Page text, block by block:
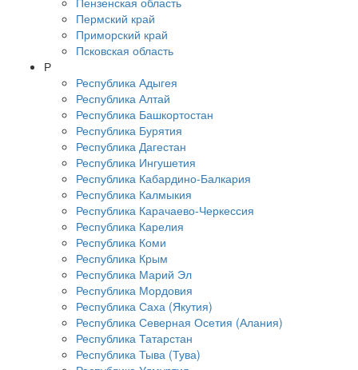
Пермский край
Приморский край
Псковская область
Р
Республика Адыгея
Республика Алтай
Республика Башкортостан
Республика Бурятия
Республика Дагестан
Республика Ингушетия
Республика Кабардино-Балкария
Республика Калмыкия
Республика Карачаево-Черкессия
Республика Карелия
Республика Коми
Республика Крым
Республика Марий Эл
Республика Мордовия
Республика Саха (Якутия)
Республика Северная Осетия (Алания)
Республика Татарстан
Республика Тыва (Тува)